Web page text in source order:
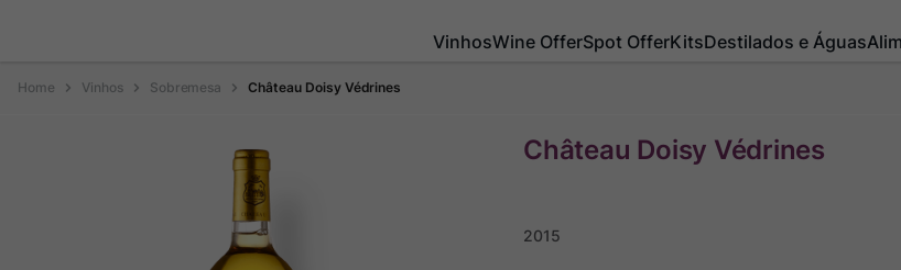
VinhosWine OfferSpot OfferKitsDestilados e Águas
Vinhos Sobremesa Château Doisy Védrines
Château Doisy Védrines
2015
1º Maçanita
Bodega Garzon